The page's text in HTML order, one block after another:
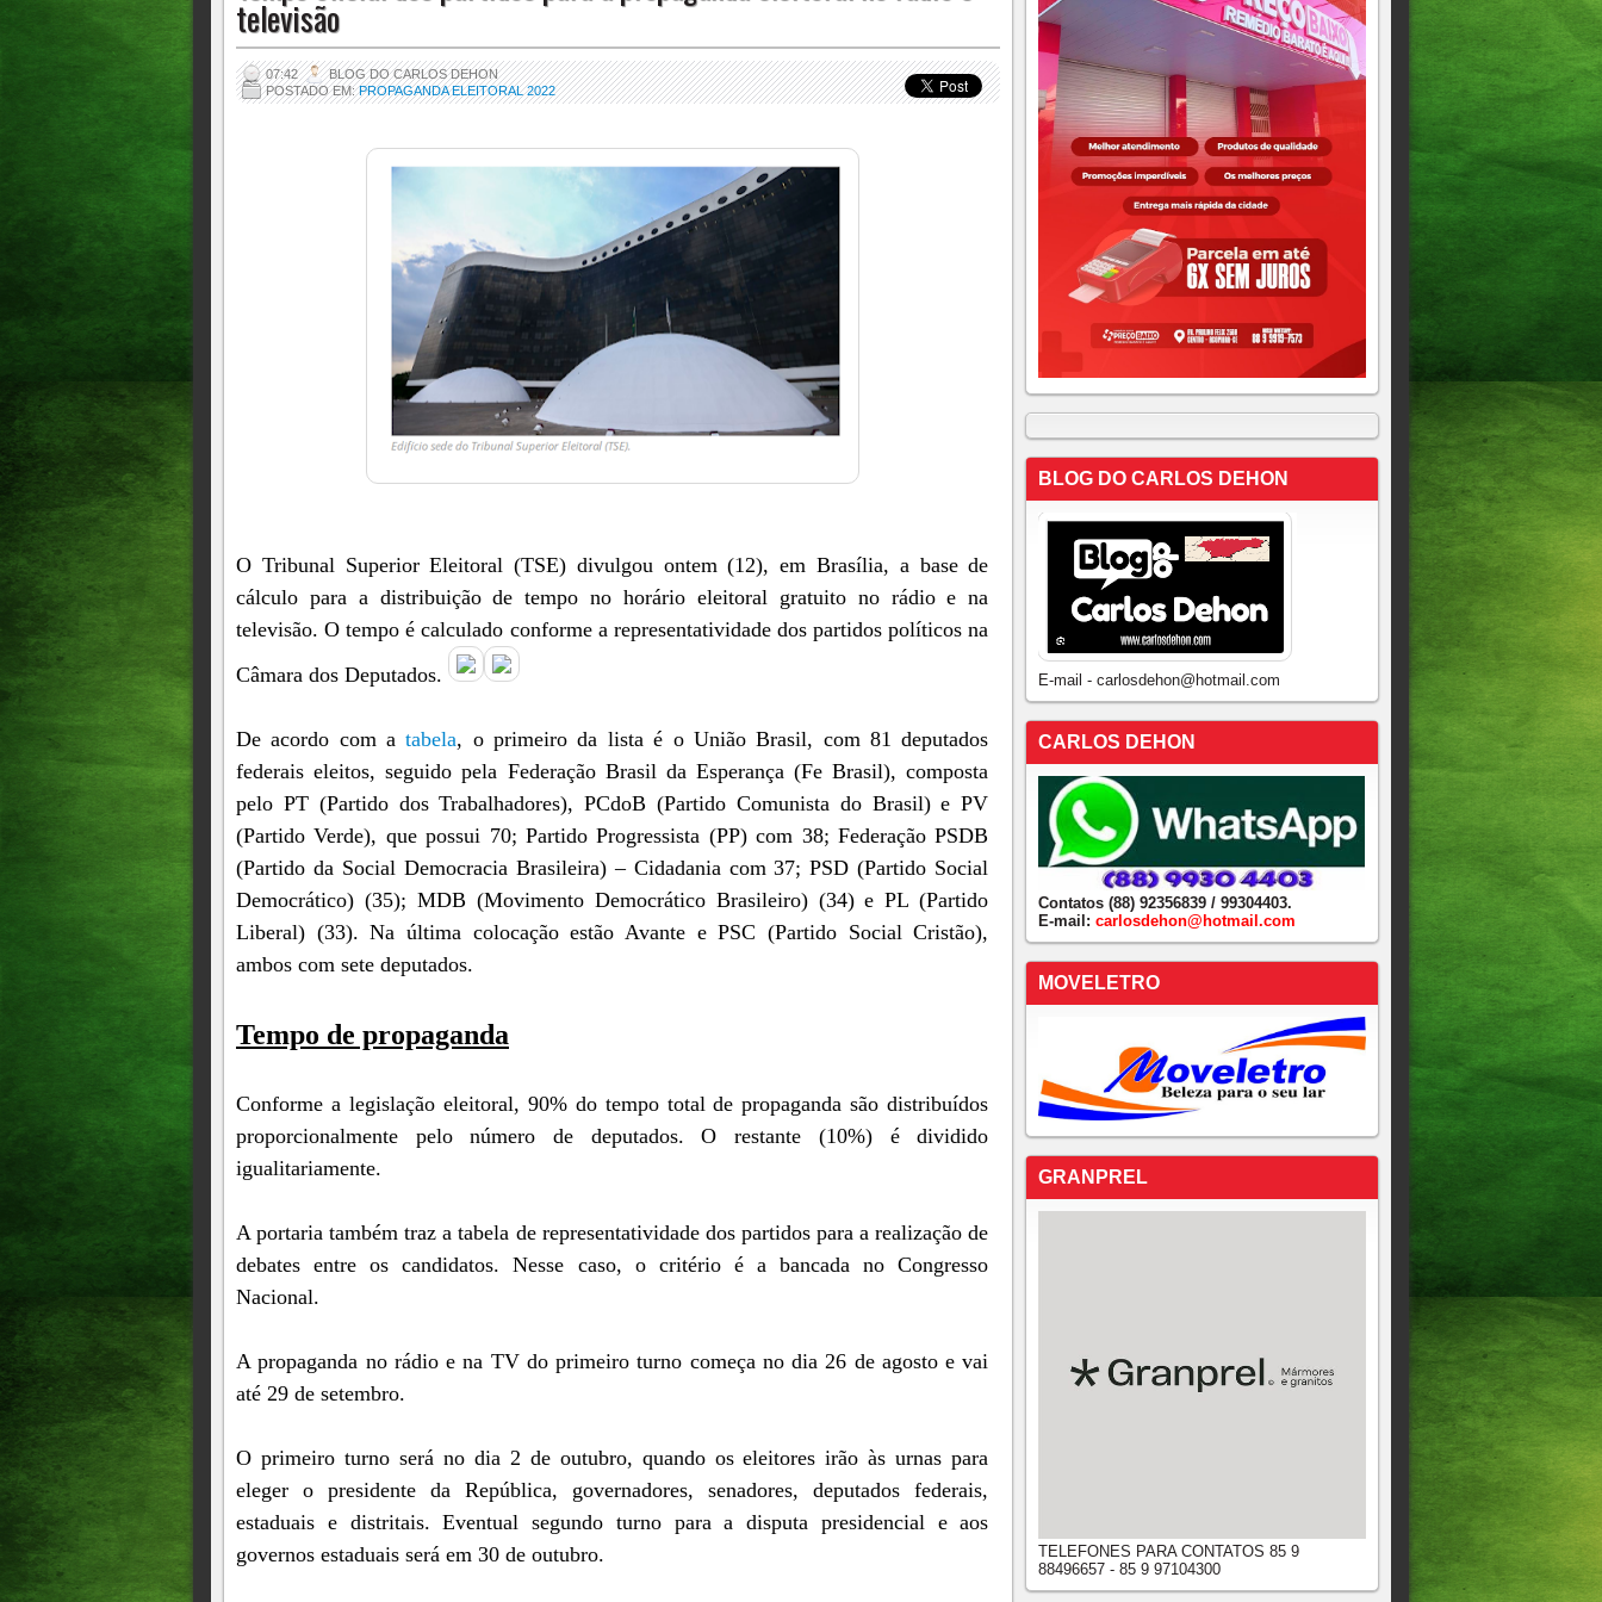
televisão
07:42
BLOG DO CARLOS DEHON
POSTADO EM:PROPAGANDA ELEITORAL 2022
O Tribunal Superior Eleitoral (TSE) divulgou ontem (12), em Brasília, a base de
cálculo para a distribuição de tempo no horário eleitoral gratuito no rádio e na
televisão. O tempo é calculado conforme a representatividade dos partidos políticos na
Câmara dos Deputados.
De acordo com a tabela, o primeiro da lista é o União Brasil, com 81 deputados
federais eleitos, seguido pela Federação Brasil da Esperança (Fe Brasil), composta
pelo PT (Partido dos Trabalhadores), PCdoB (Partido Comunista do Brasil) e PV
(Partido Verde), que possui 70; Partido Progressista (PP) com 38; Federação PSDB
(Partido da Social Democracia Brasileira) – Cidadania com 37; PSD (Partido Social
Democrático) (35); MDB (Movimento Democrático Brasileiro) (34) e PL (Partido
Liberal) (33). Na última colocação estão Avante e PSC (Partido Social Cristão),
ambos com sete deputados.
Tempo de propaganda
Conforme a legislação eleitoral, 90% do tempo total de propaganda são distribuídos
proporcionalmente pelo número de deputados. O restante (10%) é dividido
igualitariamente.
A portaria também traz a tabela de representatividade dos partidos para a realização de
debates entre os candidatos. Nesse caso, o critério é a bancada no Congresso
Nacional.
A propaganda no rádio e na TV do primeiro turno começa no dia 26 de agosto e vai
até 29 de setembro.
O primeiro turno será no dia 2 de outubro, quando os eleitores irão às urnas para
eleger o presidente da República, governadores, senadores, deputados federais,
estaduais e distritais. Eventual segundo turno para a disputa presidencial e aos
governos estaduais será em 30 de outubro.
BLOG DO CARLOS DEHON
E-mail - carlosdehon@hotmail.com
CARLOS DEHON
Contatos (88) 92356839 / 99304403.
E-mail: carlosdehon@hotmail.com
MOVELETRO
GRANPREL
TELEFONES PARA CONTATOS 85 9
88496657 - 85 9 97104300